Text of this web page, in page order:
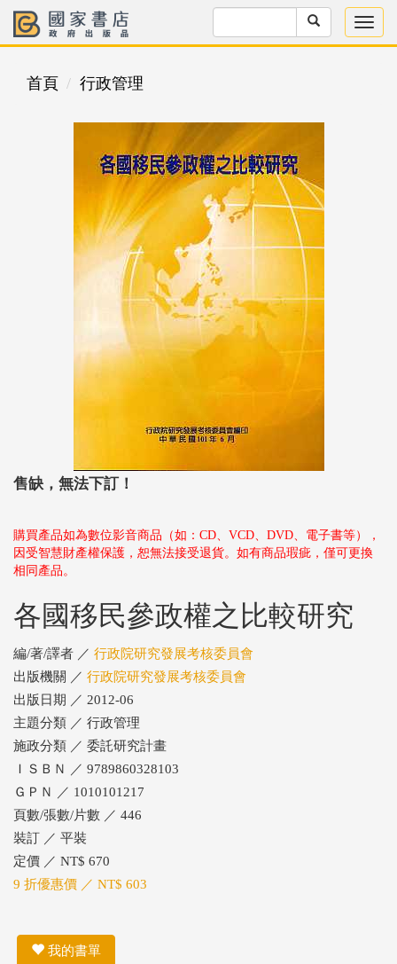
首頁 行政管理
售缺，無法下訂！
購買產品如為數位影音商品（如：CD、VCD、DVD、電子書等），
因受智慧財產權保護，恕無法接受退貨。如有商品瑕疵，僅可更換
相同產品。
各國移民參政權之比較研究
編/著/譯者 ／ 行政院研究發展考核委員會
出版機關 ／ 行政院研究發展考核委員會
出版日期 ／ 2012-06
主題分類 ／ 行政管理
施政分類 ／ 委託研究計畫
ＩＳＢＮ ／ 9789860328103
ＧＰＮ ／ 1010101217
頁數/張數/片數 ／ 446
裝訂 ／ 平裝
定價 ／ NT$ 670
9 折優惠價 ／ NT$ 603
我的書單